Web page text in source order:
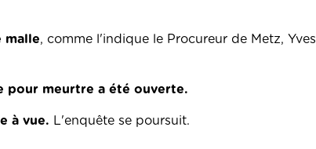
malle, comme l'indique le Procureur de Metz, Yves
pour meurtre a été ouverte.
à vue. L'enquête se poursuit.